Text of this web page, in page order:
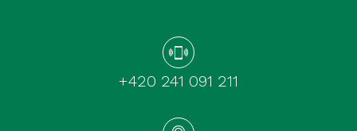
+420 241 091 211